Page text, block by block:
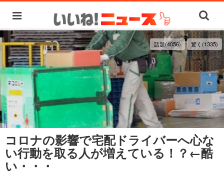
話題(4056) 驚く(1335)
コロナの影響で宅配ドライバーへ心な
い行動を取る人が増えている！？←酷
い・・・